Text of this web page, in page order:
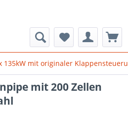
135kW mit originaler
mit 200 Zellen